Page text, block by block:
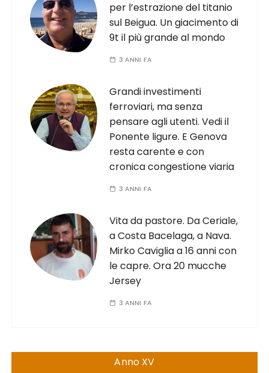
per l’estrazione del titanio
sul Beigua. Un giacimento di
9t il più grande al mondo
3 ANNI FA
Grandi investimenti
ferroviari, ma senza
pensare agli utenti. Vedi il
Ponente ligure. E Genova
resta carente e con
cronica congestione viaria
3 ANNI FA
Vita da pastore. Da Ceriale,
a Costa Bacelaga, a Nava.
Mirko Caviglia a 16 anni con
le capre. Ora 20 mucche
Jersey
3 ANNI FA
Anno XV